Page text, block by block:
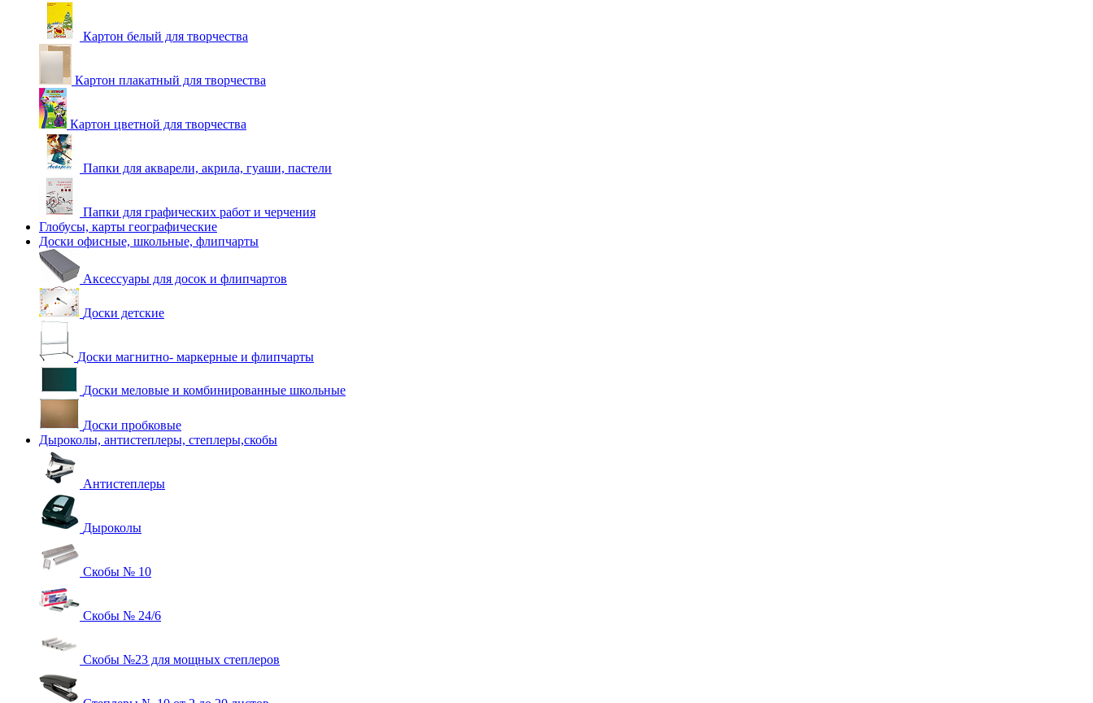
Картон белый для творчества
Картон плакатный для творчества
Картон цветной для творчества
Папки для акварели, акрила, гуаши, пастели
Папки для графических работ и черчения
Глобусы, карты географические
Доски офисные, школьные, флипчарты
Аксессуары для досок и флипчартов
Доски детские
Доски магнитно- маркерные и флипчарты
Доски меловые и комбинированные школьные
Доски пробковые
Дыроколы, антистеплеры, степлеры,скобы
Антистеплеры
Дыроколы
Скобы № 10
Скобы № 24/6
Скобы №23 для мощных степлеров